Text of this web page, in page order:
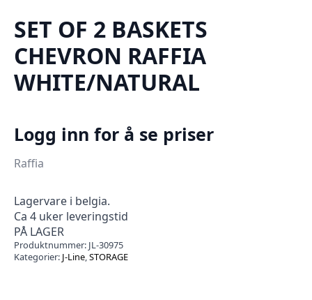
SET OF 2 BASKETS
CHEVRON RAFFIA
WHITE/NATURAL
Logg inn for å se priser
Raffia
Lagervare i belgia.
Ca 4 uker leveringstid
PÅ LAGER
Produktnummer: JL-30975
Kategorier: J-Line,STORAGE